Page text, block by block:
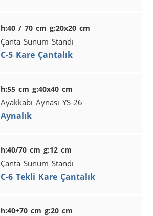
h:40 / 70 cm g:20x20 cm
Çanta Sunum Standı
C-5 Kare Çantalık
h:55 cm g:40x40 cm
Ayakkabı Aynası YS-26
Aynalık
h:40/70 cm g:12 cm
Çanta Sunum Standı
C-6 Tekli Kare Çantalık
h:40+70 cm g:20 cm